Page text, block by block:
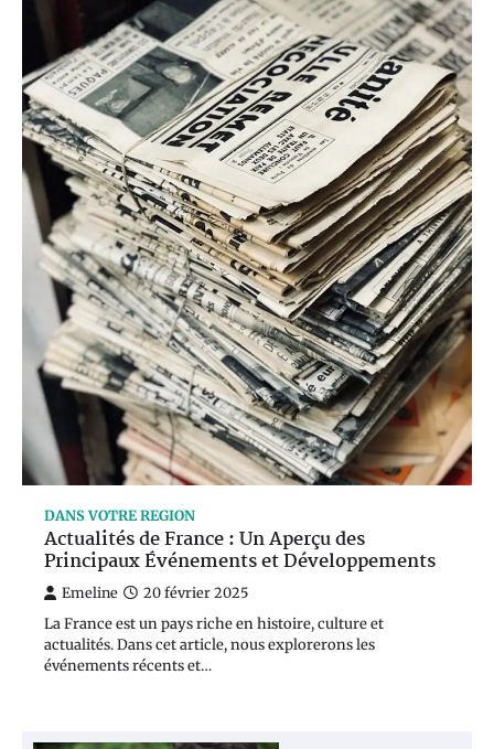
DANS VOTRE REGION
Actualités de France : Un Aperçu des
Principaux Événements et Développements
Emeline 20 février 2025
La France est un pays riche en histoire, culture et
actualités. Dans cet article, nous explorerons les
événements récents et…